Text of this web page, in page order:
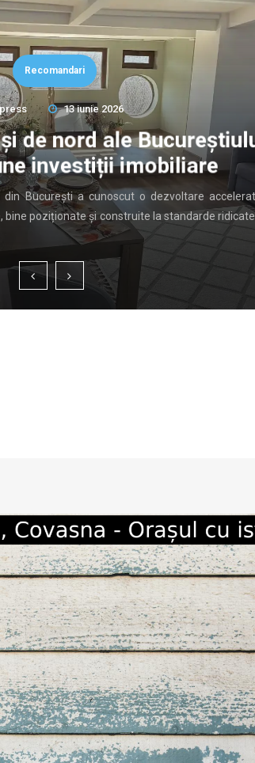
Recomandari
13 iunie 2026
de nord ale
investiții imobiliare
București a cunoscut o dezvoltare
poziționate și construite la standarde